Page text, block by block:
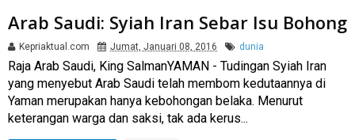
Arab Saudi: Syiah Iran Sebar Isu Bohong
Kepriaktual.com Jumat, Januari 08, 2016 dunia
Raja Arab Saudi, King SalmanYAMAN - Tudingan Syiah Iran
yang menyebut Arab Saudi telah membom kedutaannya di
Yaman merupakan hanya kebohongan belaka. Menurut
keterangan warga dan saksi, tak ada kerus...